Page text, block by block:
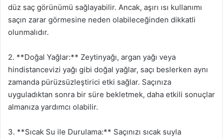
düz saç görünümü sağlayabilir. Ancak, aşırı ısı kullanımı
saçın zarar görmesine neden olabileceğinden dikkatli
olunmalıdır.
2. **Doğal Yağlar:** Zeytinyağı, argan yağı veya
hindistancevizi yağı gibi doğal yağlar, saçı beslerken aynı
zamanda pürüzsüzleştirici etki sağlar. Saçınıza
uyguladıktan sonra bir süre bekletmek, daha etkili sonuçlar
almanıza yardımcı olabilir.
3. **Sıcak Su ile Durulama:** Saçınızı sıcak suyla